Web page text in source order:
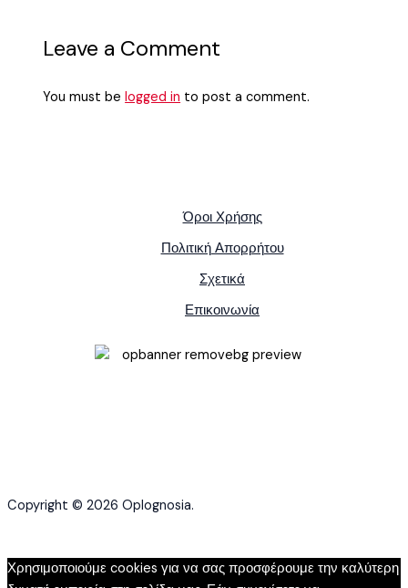
Leave a Comment
You must belogged in to post a comment.
Όροι Χρήσης
Πολιτική Απορρήτου
Σχετικά
Επικοινωνία
Copyright © 2026 Oplognosia.
Χρησιμοποιούμε cookies για να σας προσφέρουμε την καλύτερη